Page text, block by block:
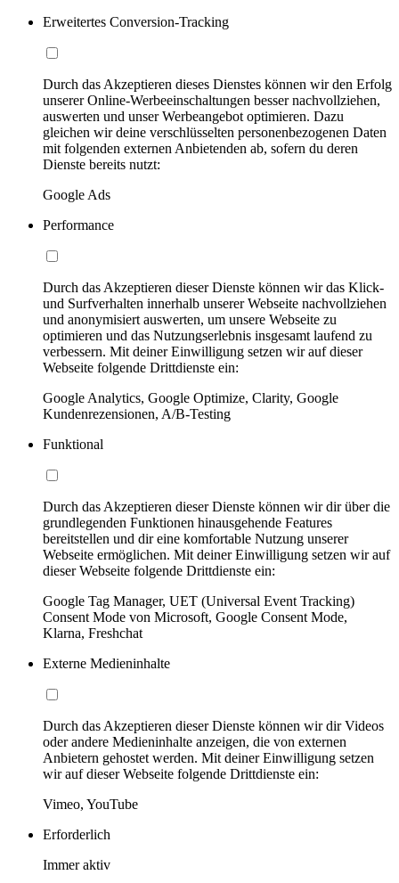
Erweitertes Conversion-Tracking
Durch das Akzeptieren dieses Dienstes können wir den Erfolg
unserer Online-Werbeeinschaltungen besser nachvollziehen,
auswerten und unser Werbeangebot optimieren. Dazu
gleichen wir deine verschlüsselten personenbezogenen Daten
mit folgenden externen Anbietenden ab, sofern du deren
Dienste bereits nutzt:
Google Ads
Performance
Durch das Akzeptieren dieser Dienste können wir das Klick-
und Surfverhalten innerhalb unserer Webseite nachvollziehen
und anonymisiert auswerten, um unsere Webseite zu
optimieren und das Nutzungserlebnis insgesamt laufend zu
verbessern. Mit deiner Einwilligung setzen wir auf dieser
Webseite folgende Drittdienste ein:
Google Analytics, Google Optimize, Clarity, Google
Kundenrezensionen, A/B-Testing
Funktional
Durch das Akzeptieren dieser Dienste können wir dir über die
grundlegenden Funktionen hinausgehende Features
bereitstellen und dir eine komfortable Nutzung unserer
Webseite ermöglichen. Mit deiner Einwilligung setzen wir auf
dieser Webseite folgende Drittdienste ein:
Google Tag Manager, UET (Universal Event Tracking)
Consent Mode von Microsoft, Google Consent Mode,
Klarna, Freshchat
Externe Medieninhalte
Durch das Akzeptieren dieser Dienste können wir dir Videos
oder andere Medieninhalte anzeigen, die von externen
Anbietern gehostet werden. Mit deiner Einwilligung setzen
wir auf dieser Webseite folgende Drittdienste ein:
Vimeo, YouTube
Erforderlich
Immer aktiv